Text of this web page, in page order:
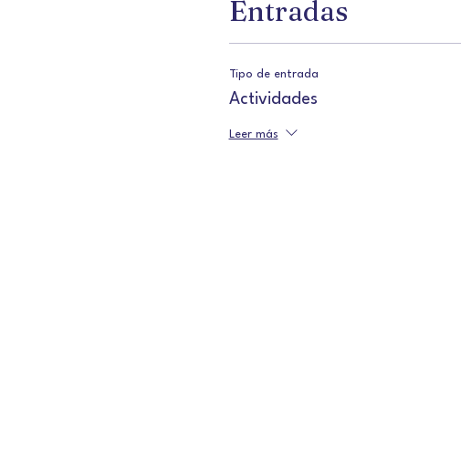
Entradas
Tipo de entrada
Actividades
Leer más